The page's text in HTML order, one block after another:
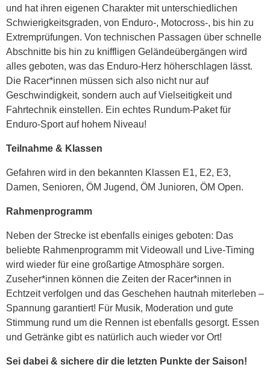
und hat ihren eigenen Charakter mit unterschiedlichen
Schwierigkeitsgraden, von Enduro-, Motocross-, bis hin zu
Extremprüfungen. Von technischen Passagen über schnelle
Abschnitte bis hin zu kniffligen Geländeübergängen wird
alles geboten, was das Enduro-Herz höherschlagen lässt.
Die Racer*innen müssen sich also nicht nur auf
Geschwindigkeit, sondern auch auf Vielseitigkeit und
Fahrtechnik einstellen. Ein echtes Rundum-Paket für
Enduro-Sport auf hohem Niveau!
Teilnahme & Klassen
Gefahren wird in den bekannten Klassen E1, E2, E3,
Damen, Senioren, ÖM Jugend, ÖM Junioren, ÖM Open.
Rahmenprogramm
Neben der Strecke ist ebenfalls einiges geboten: Das
beliebte Rahmenprogramm mit Videowall und Live-Timing
wird wieder für eine großartige Atmosphäre sorgen.
Zuseher*innen können die Zeiten der Racer*innen in
Echtzeit verfolgen und das Geschehen hautnah miterleben –
Spannung garantiert! Für Musik, Moderation und gute
Stimmung rund um die Rennen ist ebenfalls gesorgt. Essen
und Getränke gibt es natürlich auch wieder vor Ort!
Sei dabei & sichere dir die letzten Punkte der Saison!